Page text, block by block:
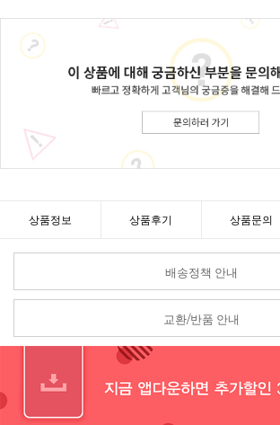
상품정보 상품후기 상품문의
배송정책 안내
교환/반품 안내